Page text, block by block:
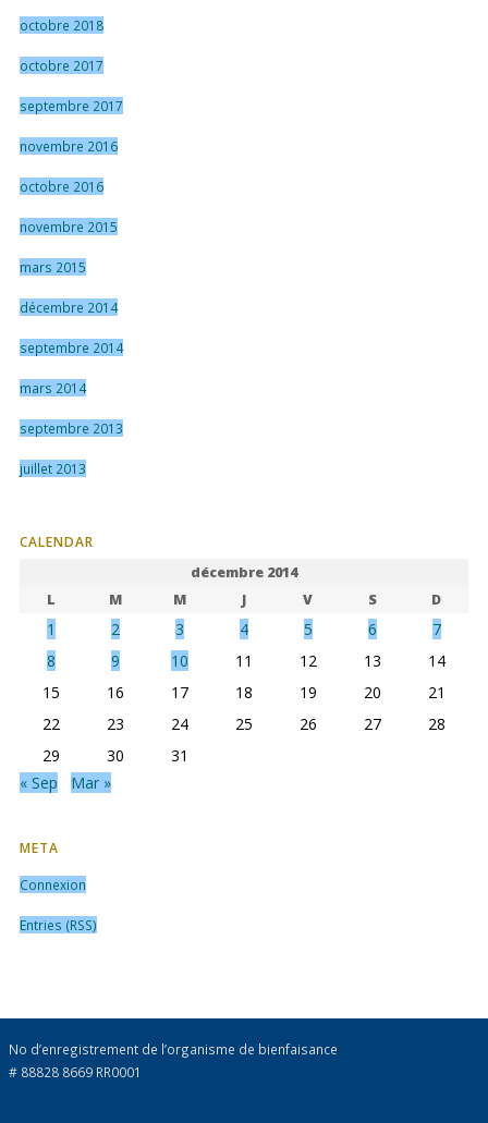
octobre 2018
octobre 2017
septembre 2017
novembre 2016
octobre 2016
novembre 2015
mars 2015
décembre 2014
septembre 2014
mars 2014
septembre 2013
juillet 2013
CALENDAR
décembre 2014
L
M M J V S D
1 2 3 4 5 6
7
8
9 10 11 12 13
14
15
16 17 18 19 20
21
22
23 24 25 26 27
28
29
30
31
« Sep
Mar »
META
Connexion
Entries (RSS)
No d’enregistrement de l’organisme de bienfaisance
# 88828 8669 RR0001